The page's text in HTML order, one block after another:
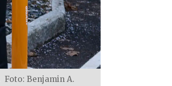
Foto: Benjamin A.